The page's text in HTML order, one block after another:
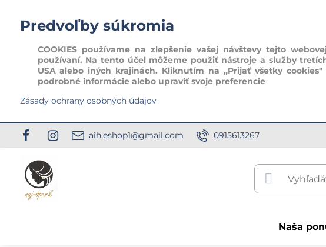
aih.eshop1@gmail.com 0915613267
Naša
Predvoľby súkromia
COOKIES používame na zlepšenie vašej návštevy tejto
používaní. Na tento účel môžeme použiť nástroje a služby
USA alebo iných krajinách. Kliknutím na „Prijať všetky
podrobné informácie alebo upraviť svoje preferencie
Zásady ochrany osobných údajov